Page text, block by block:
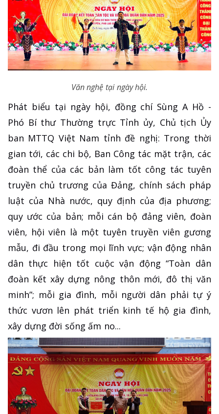
Văn nghệ tại ngày hội.
Phát biểu tại ngày hội, đồng chí Sùng A Hồ -
Phó Bí thư Thường trực Tỉnh ủy, Chủ tịch Ủy
ban MTTQ Việt Nam tỉnh đề nghị: Trong thời
gian tới, các chi bộ, Ban Công tác mặt trận, các
đoàn thể của các bản làm tốt công tác tuyên
truyền chủ trương của Đảng, chính sách pháp
luật của Nhà nước, quy định của địa phương;
quy ước của bản; mỗi cán bộ đảng viên, đoàn
viên, hội viên là một tuyên truyền viên gương
mẫu, đi đầu trong mọi lĩnh vực; vận động nhân
dân thực hiện tốt cuộc vận động “Toàn dân
đoàn kết xây dựng nông thôn mới, đô thị văn
minh”; mỗi gia đình, mỗi người dân phải tự ý
thức vươn lên phát triển kinh tế hộ gia đình,
xây dựng đời sống ấm no...